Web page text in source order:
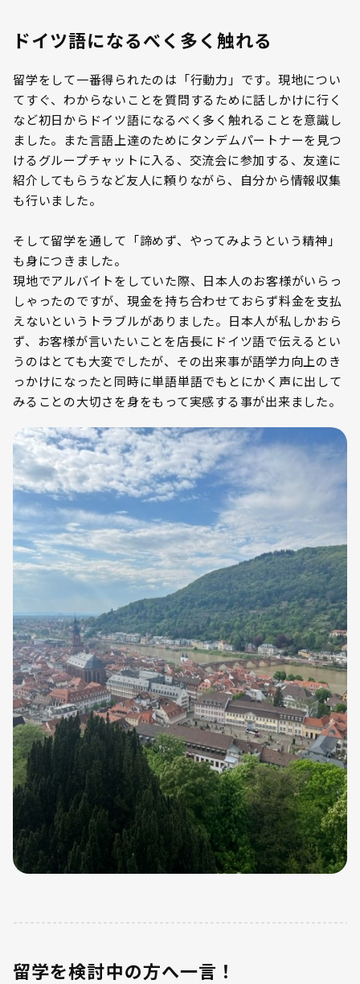
ドイツ語になるべく多く触れる
留学をして一番得られたのは「行動力」です。現地につい
てすぐ、わからないことを質問するために話しかけに行く
など初日からドイツ語になるべく多く触れることを意識し
ました。また言語上達のためにタンデムパートナーを見つ
けるグループチャットに入る、交流会に参加する、友達に
紹介してもらうなど友人に頼りながら、自分から情報収集
も行いました。
そして留学を通して「諦めず、やってみようという精神」
も身につきました。
現地でアルバイトをしていた際、日本人のお客様がいらっ
しゃったのですが、現金を持ち合わせておらず料金を支払
えないというトラブルがありました。日本人が私しかおら
ず、お客様が言いたいことを店長にドイツ語で伝えるとい
うのはとても大変でしたが、その出来事が語学力向上のき
っかけになったと同時に単語単語でもとにかく声に出して
みることの大切さを身をもって実感する事が出来ました。
留学を検討中の方へ一言！